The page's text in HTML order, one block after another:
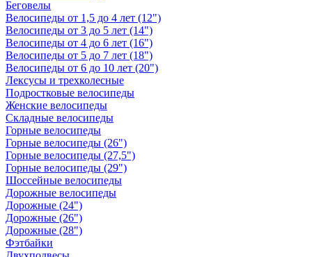
Беговелы
Велосипеды от 1,5 до 4 лет (12")
Велосипеды от 3 до 5 лет (14")
Велосипеды от 4 до 6 лет (16")
Велосипеды от 5 до 7 лет (18")
Велосипеды от 6 до 10 лет (20")
Лексусы и трехколесные
Подростковые велосипеды
Женские велосипеды
Складные велосипеды
Горные велосипеды
Горные велосипеды (26")
Горные велосипеды (27,5")
Горные велосипеды (29")
Шоссейные велосипеды
Дорожные велосипеды
Дорожные (24")
Дорожные (26")
Дорожные (28")
Фэтбайки